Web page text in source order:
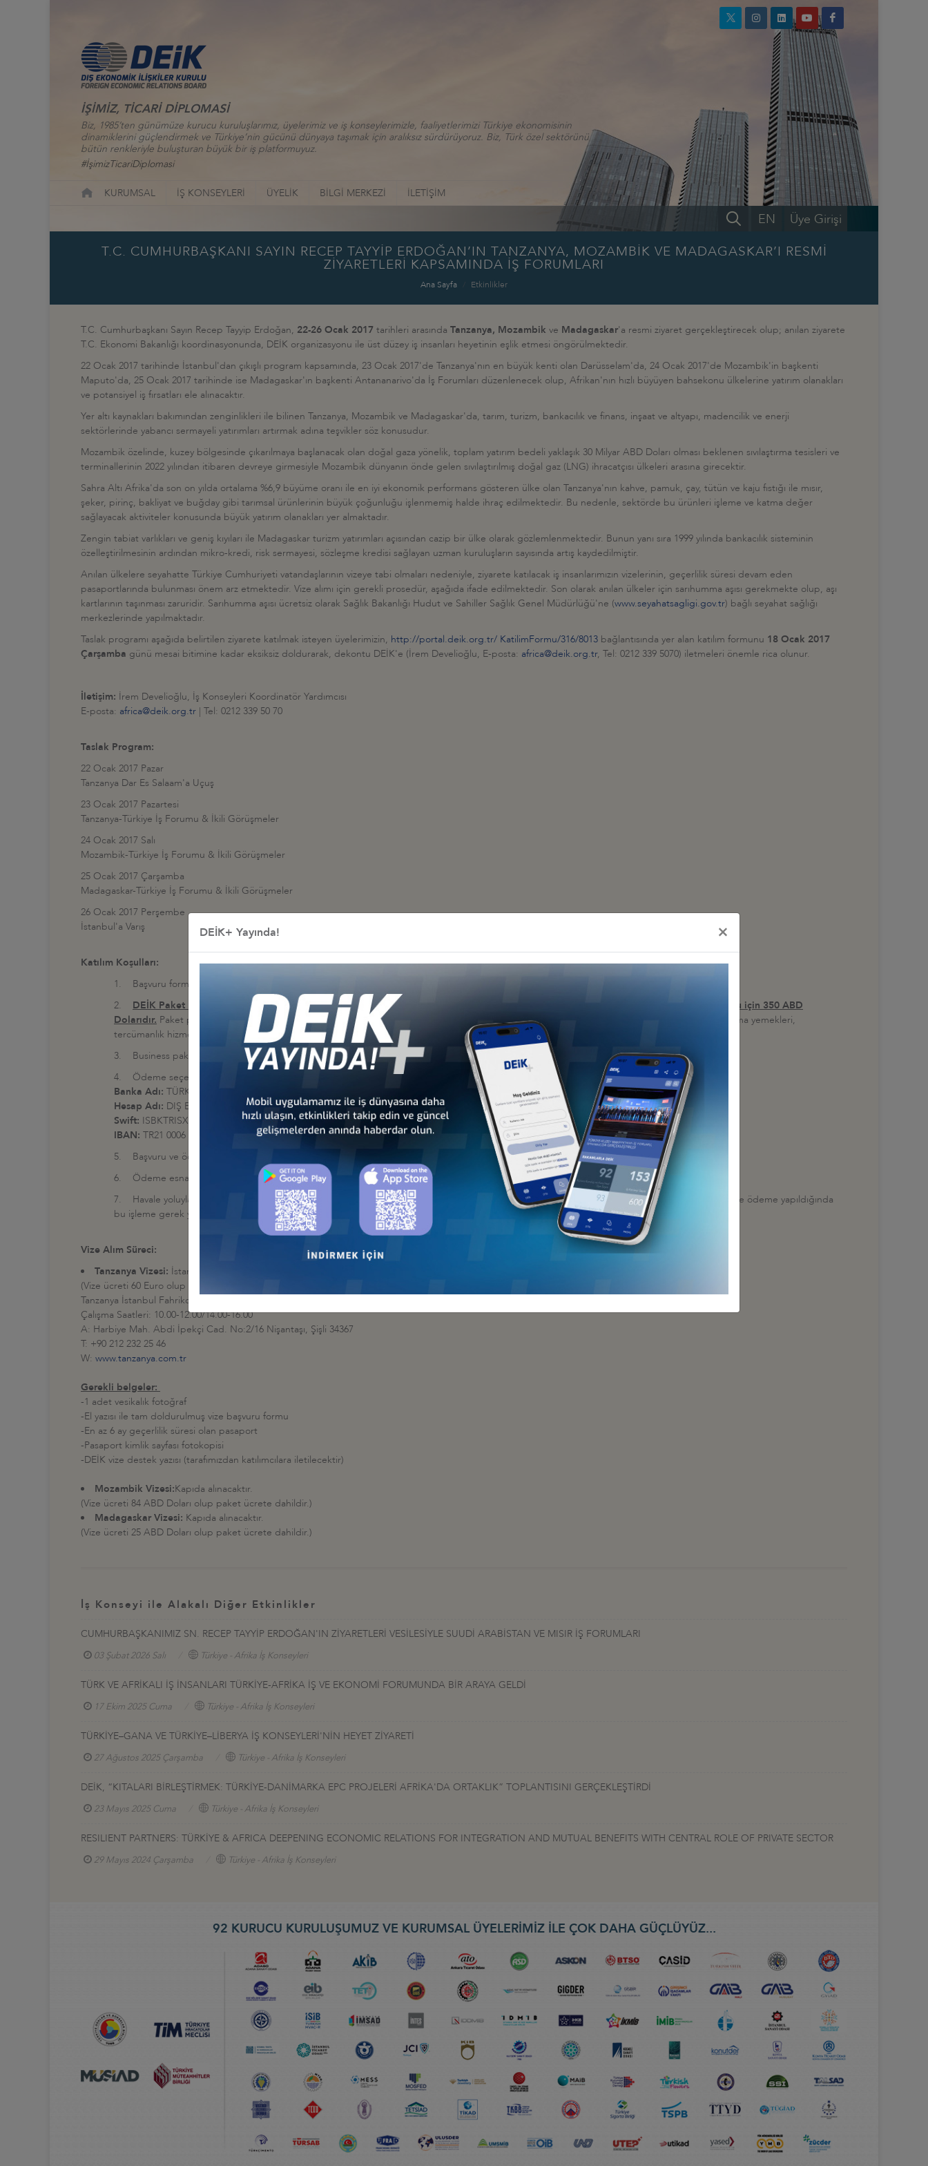
İŞİMİZ, TİCARİ DİPLOMASİ
Biz, 1985’ten günümüze kurucu kuruluşlarımız, üyelerimiz ve iş konseylerimizle, faaliyetlerimizi Türkiye ekonomisinin
dinamiklerini güçlendirmek ve Türkiye’nin gücünü dünyaya taşımak için aralıksız sürdürüyoruz. Biz, Türk özel sektörünü
bütün renkleriyle buluşturan büyük bir iş platformuyuz.
#İşimizTicariDiplomasi
KURUMSAL İŞ KONSEYLERİ ÜYELİK BİLGİ MERKEZİ İLETİŞİM
Üye Girişi
EN
T.C. CUMHURBAŞKANI SAYIN RECEP TAYYİP ERDOĞAN’IN TANZANYA, MOZAMBİK VE MADAGASKAR’I RESMİ
ZİYARETLERİ KAPSAMINDA İŞ FORUMLARI
Ana Sayfa Etkinlikler
T.C. Cumhurbaşkanı Sayın Recep Tayyip Erdoğan, 22-26 Ocak 2017 tarihleri arasında Tanzanya, Mozambik ve Madagaskar'a resmi ziyaret gerçekleştirecek olup; anılan ziyarete
T.C. Ekonomi Bakanlığı koordinasyonunda, DEİK organizasyonu ile üst düzey iş insanları heyetinin eşlik etmesi öngörülmektedir.
22 Ocak 2017 tarihinde İstanbul'dan çıkışlı program kapsamında, 23 Ocak 2017'de Tanzanya'nın en büyük kenti olan Darüsselam'da, 24 Ocak 2017'de Mozambik'in başkenti
Maputo'da, 25 Ocak 2017 tarihinde ise Madagaskar'ın başkenti Antananarivo'da İş Forumları düzenlenecek olup, Afrikan'nın hızlı büyüyen bahsekonu ülkelerine yatırım olanakları
ve potansiyel iş fırsatları ele alınacaktır.
Yer altı kaynakları bakımından zenginlikleri ile bilinen Tanzanya, Mozambik ve Madagaskar'da, tarım, turizm, bankacılık ve finans, inşaat ve altyapı, madencilik ve enerji
sektörlerinde yabancı sermayeli yatırımları artırmak adına teşvikler söz konusudur.
Mozambik özelinde, kuzey bölgesinde çıkarılmaya başlanacak olan doğal gaza yönelik, toplam yatırım bedeli yaklaşık 30 Milyar ABD Doları olması beklenen sıvılaştırma tesisleri ve
terminallerinin 2022 yılından itibaren devreye girmesiyle Mozambik dünyanın önde gelen sıvılaştırılmış doğal gaz (LNG) ihracatçısı ülkeleri arasına girecektir.
Sahra Altı Afrika'da son on yılda ortalama %6,9 büyüme oranı ile en iyi ekonomik performans gösteren ülke olan Tanzanya'nın kahve, pamuk, çay, tütün ve kaju fıstığı ile mısır,
şeker, pirinç, bakliyat ve buğday gibi tarımsal ürünlerinin büyük çoğunluğu işlenmemiş halde ihraç edilmektedir. Bu nedenle, sektörde bu ürünleri işleme ve katma değer
sağlayacak aktiviteler konusunda büyük yatırım olanakları yer almaktadır.
Zengin tabiat varlıkları ve geniş kıyıları ile Madagaskar turizm yatırımları açısından cazip bir ülke olarak gözlemlenmektedir. Bunun yanı sıra 1999 yılında bankacılık sisteminin
özelleştirilmesinin ardından mikro-kredi, risk sermayesi, sözleşme kredisi sağlayan uzman kuruluşların sayısında artış kaydedilmiştir.
Anılan ülkelere seyahatte Türkiye Cumhuriyeti vatandaşlarının vizeye tabi olmaları nedeniyle, ziyarete katılacak iş insanlarımızın vizelerinin, geçerlilik süresi devam eden
pasaportlarında bulunması önem arz etmektedir. Vize alımı için gerekli prosedür, aşağıda ifade edilmektedir. Son olarak anılan ülkeler için sarıhumma aşısı gerekmekte olup, aşı
kartlarının taşınması zaruridir. Sarıhumma aşısı ücretsiz olarak Sağlık Bakanlığı Hudut ve Sahiller Sağlık Genel Müdürlüğü'ne (www.seyahatsagligi.gov.tr) bağlı seyahat sağlığı
merkezlerinde yapılmaktadır.
Taslak programı aşağıda belirtilen ziyarete katılmak isteyen üyelerimizin, http://portal.deik.org.tr/ KatilimFormu/316/8013 bağlantısında yer alan katılım formunu 18 Ocak 2017
Çarşamba günü mesai bitimine kadar eksiksiz doldurarak, dekontu DEİK'e (İrem Develioğlu, E-posta: africa@deik.org.tr, Tel: 0212 339 5070) iletmeleri önemle rica olunur.
İletişim: İrem Develioğlu, İş Konseyleri Koordinatör Yardımcısı
E-posta: africa@deik.org.tr | Tel: 0212 339 50 70
Taslak Program:
22 Ocak 2017 Pazar
Tanzanya Dar Es Salaam'a Uçuş
23 Ocak 2017 Pazartesi
Tanzanya-Türkiye İş Forumu & İkili Görüşmeler
24 Ocak 2017 Salı
Mozambik-Türkiye İş Forumu & İkili Görüşmeler
25 Ocak 2017 Çarşamba
Madagaskar-Türkiye İş Forumu & İkili Görüşmeler
26 Ocak 2017 Perşembe
İstanbul'a Varış
Katılım Koşulları:
1. Başvuru formunun doldurulurken web tarayıcısı olarak
2. DEİK Paket Programı Business bedeli 10.000 ABD Doları, Ekonomi bedeli 5.500 ABD Doları, Yerinden Katılım ücreti her bir İş Forumu için 350 ABD
Dolarıdır. Paket programa dahil hizmetler: Özel uçak ile gidiş-dönüş (Türkiye içi bağlantı uçuşları dahil değildir.), konaklama, ara transferler, çalışma yemekleri,
tercümanlık hizmetleri, iş forumlarına katılım, Madagaskar ve Mozambik vize bedeli
3. Business paket programı kontajan sınırlı olduğundan başvurunun önceliğine göre baz alınır.
4. Ödeme seçenekleri, formu doldurduktan sonra ekrana gelecektir. Ödeme hesaba havale veya online olarak kredi kartı ile yapılabilmektedir.
Banka Adı: TÜRKİYE İŞ BANKASI BEYOĞLU ŞUBESİ (1011)
Hesap Adı: DIŞ EKONOMİK İLİŞKİLER KURULU / AFRİKA
Swift: ISBKTRISXXX
IBAN: TR21 0006 4000 0021 0113 3146 38 USD
5. Başvuru ve ödemeler için son tarih:
18 Ocak 2016, Çarşamba
6. Ödeme esnasında bilgiler eksiksiz girildiği takdirde, makbuzunuz tarafınıza gönderilecektir.
7. Havale yoluyla ödeme yapıldığı takdirde, ödeme dekontlarının DEİK'e (İrem Develioğlu,africa@deik.org.tr
) iletilmesi rica olunur. (Kredi kartı ile ödeme yapıldığında
bu işleme gerek yoktur)
Vize Alım Süreci:
Tanzanya Vizesi: İstanbul Fahri Konsolosluğundan alınacaktır.
(Vize ücreti 60 Euro olup paket ücrete
Tanzanya İstanbul Fahrikonsolosluğu
Çalışma Saatleri: 10.00-12.00/14.00-16.00
A: Harbiye Mah. Abdi İpekçi Cad. No:2/16 Nişantaşı, Şişli 34367
T: +90 212 232 25 46
W: www.tanzanya.com.tr
Gerekli belgeler:
-1 adet vesikalık fotoğraf
-El yazısı ile tam doldurulmuş vize başvuru formu
-En az 6 ay geçerlilik süresi olan pasaport
-Pasaport kimlik sayfası fotokopisi
-DEİK vize destek yazısı (tarafımızdan katılımcılara iletilecektir)
Mozambik Vizesi:Kapıda alınacaktır.
(Vize ücreti 84 ABD Doları olup paket ücrete dahildir.)
Madagaskar Vizesi: Kapıda alınacaktır.
(Vize ücreti 25 ABD Doları olup paket ücrete dahildir.)
İş Konseyi ile Alakalı Diğer Etkinlikler
CUMHURBAŞKANIMIZ SN. RECEP TAYYİP ERDOĞAN'IN ZİYARETLERİ VESİLESİYLE SUUDİ ARABİSTAN VE MISIR İŞ FORUMLARI
03 Şubat 2026 Salı Türkiye - Afrika İş Konseyleri
TÜRK VE AFRİKALI İŞ İNSANLARI TÜRKİYE-AFRİKA İŞ VE EKONOMİ FORUMUNDA BİR ARAYA GELDİ
17 Ekim 2025 Cuma Türkiye - Afrika İş Konseyleri
TÜRKİYE–GANA VE TÜRKİYE–LİBERYA İŞ KONSEYLERİ'NİN HEYET ZİYARETİ
27 Ağustos 2025 Çarşamba Türkiye - Afrika İş Konseyleri
DEİK, “KITALARI BİRLEŞTİRMEK: TÜRKİYE-DANİMARKA EPC PROJELERİ AFRİKA'DA ORTAKLIK” TOPLANTISINI GERÇEKLEŞTİRDİ
23 Mayıs 2025 Cuma Türkiye - Afrika İş Konseyleri
RESILIENT PARTNERS: TÜRKİYE & AFRICA DEEPENING ECONOMIC RELATIONS FOR INTEGRATION AND MUTUAL BENEFITS WITH CENTRAL ROLE OF PRIVATE SECTOR
29 Mayıs 2024 Çarşamba Türkiye - Afrika İş Konseyleri
92 KURUCU KURULUŞUMUZ VE KURUMSAL ÜYELERİMİZ İLE ÇOK DAHA GÜÇLÜYÜZ...
DEİK+ Yayında! ×